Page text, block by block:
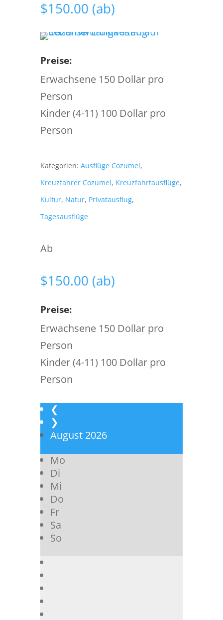
$150.00 (ab)
Preise:
Erwachsene 150 Dollar pro
Person
Kinder (4-11) 100 Dollar pro
Person
Kategorien: Ausflüge Cozumel,
Kreuzfahrer Cozumel, Kreuzfahrtausflüge,
Kultur, Natur, Privatausflug,
Tagesausflüge
Ab
$150.00 (ab)
Preise:
Erwachsene 150 Dollar pro
Person
Kinder (4-11) 100 Dollar pro
Person
❮
❯
August 2026
Mo
Di
Mi
Do
Fr
Sa
So